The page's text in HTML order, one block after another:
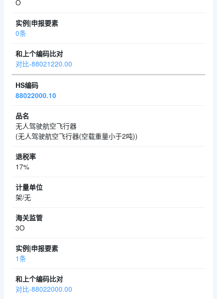
O
0条
对比-88021220.00
88022000.10
无人驾驶航空飞行器
(无人驾驶航空飞行器(空载重量小于2吨))
17%
架/无
3O
1条
对比-88022000.00